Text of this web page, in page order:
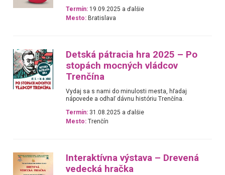
Termín: 19.09.2025 a ďalšie
Mesto: Bratislava
Detská pátracia hra 2025 – Po
stopách mocných vládcov
Trenčína
Vydaj sa s nami do minulosti mesta, hľadaj
nápovede a odhaľ dávnu históriu Trenčína.
Termín: 31.08.2025 a ďalšie
Mesto: Trenčín
Interaktívna výstava – Drevená
vedecká hračka